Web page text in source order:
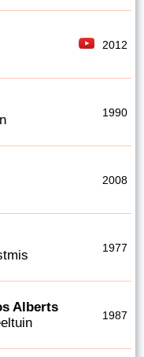
2012
1990
2008
1977
Alberts
1987